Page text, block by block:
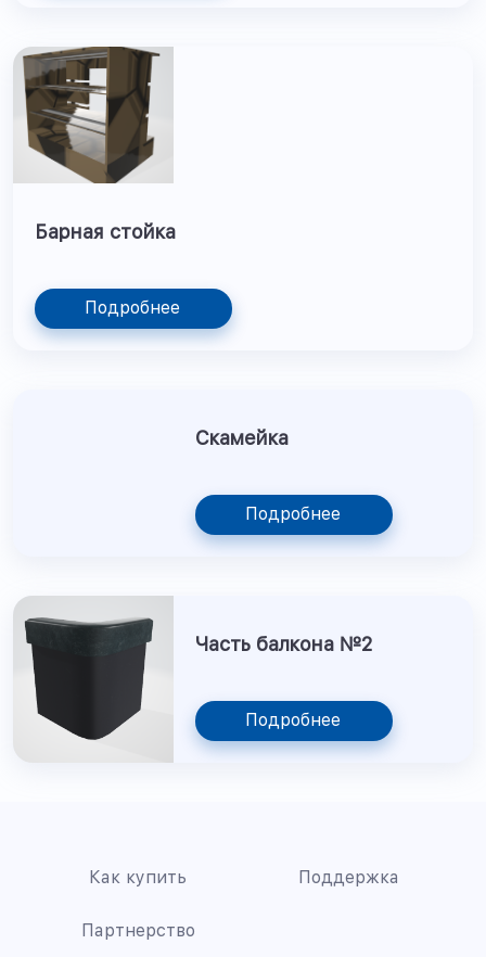
Барная стойка
Подробнее
Скамейка
Подробнее
Часть балкона №2
Подробнее
Как купить Поддержка
Партнерство